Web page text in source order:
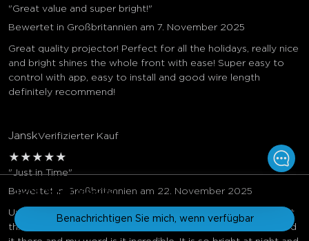
129.99€159.99€
Benachrichtigen Sie mich, wenn verfügbar
"Great value and super bright!"
Bewertet in Großbritannien am 7. November 2025
Great quality projector! Perfect for all the holidays, really nice
and bright shines the whole front with ease! Super easy to
control with app, easy to install and good wire length
definitely recommend!
JanskVerifizierter Kauf
★ ★ ★ ★ ★
"Just in Time"
Bewertet in Großbritannien am 22. November 2025
Unforunately I live in a flat so was unable to use this and test
this properly until I visited my sister for halloween and tested